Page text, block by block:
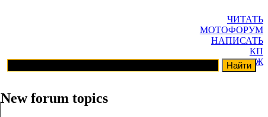
ЧИТАТЬ
МОТОФОРУМ
НАПИСАТЬ
КП
ГАРАЖ
New forum topics